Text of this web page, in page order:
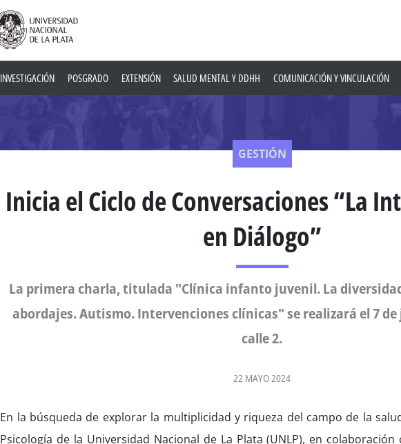
INVESTIGACIÓN POSGRADO EXTENSIÓN SALUD MENTAL Y DDHH COMUNICACIÓN Y VINCULACIÓN
GESTIÓN
Inicia el Ciclo de Conversaciones “La
en Diálogo”
La primera charla, titulada "Clínica infanto juvenil. La
abordajes. Autismo. Intervenciones clínicas" se realizará el 7 de
calle 2.
22 MAYO 2024
En la búsqueda de explorar la multiplicidad y riqueza del campo de la
Psicología de la Universidad Nacional de La Plata (UNLP), en